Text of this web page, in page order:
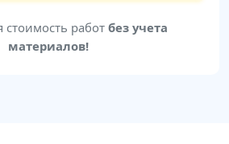
работ без учета
материалов!